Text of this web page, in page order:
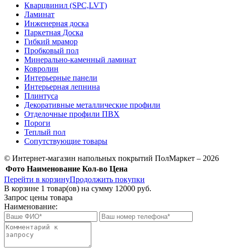
Кварцвинил (SPC,LVT)
Ламинат
Инженерная доска
Паркетная Доска
Гибкий мрамор
Пробковый пол
Минерально-каменный ламинат
Ковролин
Интерьерные панели
Интерьерная лепнина
Плинтуса
Декоративные металлические профили
Отделочные профили ПВХ
Пороги
Теплый пол
Сопутствующие товары
© Интернет-магазин напольных покрытий ПолМаркет – 2026
Фото Наименование Кол-во Цена
Перейти в корзинуПродолжить покупки
В корзине 1 товар(ов) на сумму 12000 руб.
Запрос цены товара
Наименование: